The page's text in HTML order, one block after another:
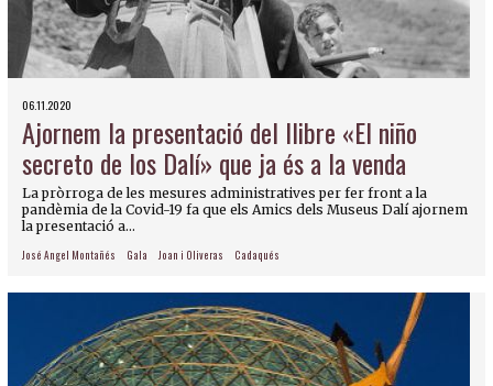
06.11.2020
Ajornem la presentació del llibre «El niño
secreto de los Dalí» que ja és a la venda
La pròrroga de les mesures administratives per fer front a la
pandèmia de la Covid-19 fa que els Amics dels Museus Dalí ajornem
la presentació a...
José Angel Montañés Gala Joan i Oliveras Cadaqués